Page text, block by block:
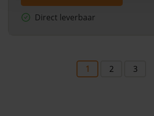
Direct leverbaar
1 2 3